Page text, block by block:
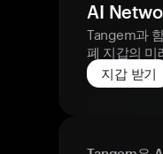
AI
Tangem과
폐 지갑의 미
지갑 받기